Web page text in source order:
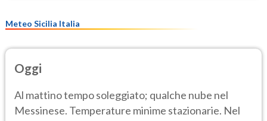
Meteo Sicilia Italia
Oggi
Al mattino tempo soleggiato; qualche nube nel
Messinese. Temperature minime stazionarie. Nel